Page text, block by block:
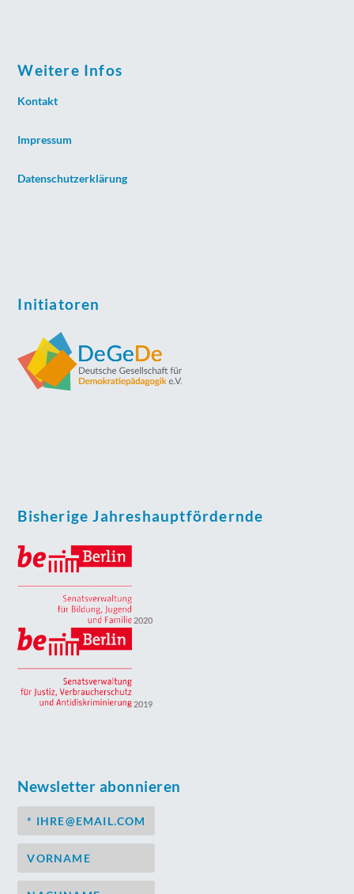
Weitere Infos
Kontakt
Impressum
Datenschutzerklärung
Initiatoren
Bisherige Jahreshauptfördernde
2020
2019
Newsletter abonnieren